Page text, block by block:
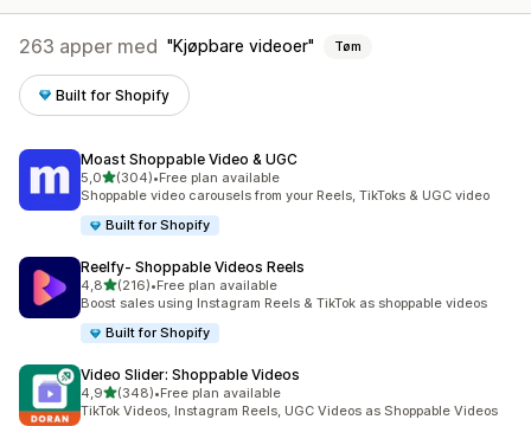
263 apper med Kjøpbare videoer Tøm
Built for Shopify
Moast Shoppable Video & UGC
5,0av 5 stjerner
(304)
Totalt 304 omtaler
•Free plan available
Shoppable video carousels from your Reels, TikToks & UGC video
Built for Shopify
Reelfy‑ Shoppable Videos Reels
4,8av 5 stjerner
(216)
Totalt 216 omtaler
•Free plan available
Boost sales using Instagram Reels & TikTok as shoppable videos
Built for Shopify
Video Slider: Shoppable Videos
4,9av 5 stjerner
(348)
Totalt 348 omtaler
•Free plan available
TikTok Videos, Instagram Reels, UGC Videos as Shoppable Videos